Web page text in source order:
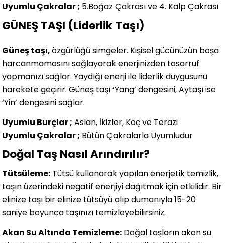
Uyumlu Çakralar ; 5.Boğaz Çakrası ve 4. Kalp Çakrası
GÜNEŞ TAŞI (Liderlik Taşı)
Güneş taşı,özgürlüğü simgeler. Kişisel gücünüzün boşa
harcanmamasını sağlayarak enerjinizden tasarruf
yapmanızı sağlar. Yaydığı enerji ile liderlik duygusunu
harekete geçirir. Güneş taşı ‘Yang’ dengesini, Aytaşı ise
‘Yin’ dengesini sağlar.
Uyumlu Burçlar ; Aslan, İkizler, Koç ve Terazi
Uyumlu Çakralar ; Bütün Çakralarla Uyumludur
Doğal Taş Nasıl Arındırılır?
Tütsüleme: Tütsü kullanarak yapılan enerjetik temizlik,
taşın üzerindeki negatif enerjiyi dağıtmak için etkilidir. Bir
elinize taşı bir elinize tütsüyü alıp dumanıyla 15-20
saniye boyunca taşınızı temizleyebilirsiniz.
Akan Su Altında Temizleme: Doğal taşların akan su